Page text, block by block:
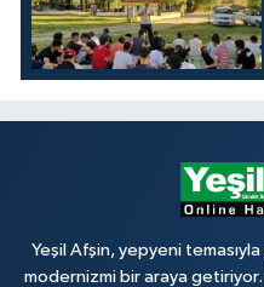
Yeşil Afşin, yepyeni
modernizmi bir araya